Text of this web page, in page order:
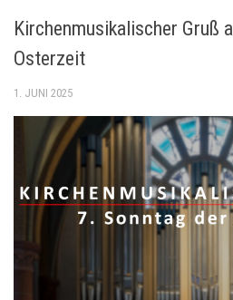
Kirchenmusikalischer Gruß
Osterzeit
1. JUNI 2025